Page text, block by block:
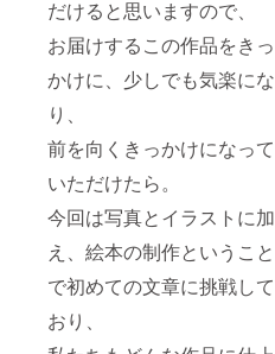
だけると思いますので、
お届けするこの作品をきっ
かけに、少しでも気楽にな
り、
前を向くきっかけになって
いただけたら。
今回は写真とイラストに加
え、絵本の制作ということ
で初めての文章に挑戦して
おり、